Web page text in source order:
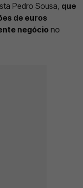
Pedro Sousa, que
de euros
negócio no